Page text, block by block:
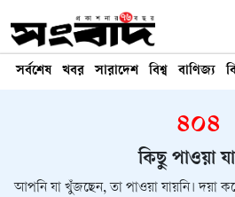
সর্বশেষ খবর সারাদেশ বিশ্ব বাণিজ্য
৪০৪
কিছু পাওয়া
আপনি যা খুঁজছেন, তা পাওয়া যায়নি। দয়া